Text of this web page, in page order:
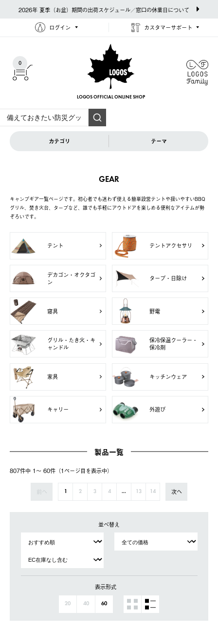
2026年 夏季（お盆）期間の出荷スケジュール／窓口の休業日について
ログイン カスタマーサポート
0
LOGOS OFFICIAL ONLINE SHOP
カテゴリ テーマ
GEAR
キャンプギア一覧ページです。初心者でも迷わず使える簡単設営テントや扱いやすいBBQ
グリル、焚き火台、タープなど、誰でも手軽にアウトドアを楽しめる便利なアイテムが勢
ぞろいです。
テント テントアクセサリ
デカゴン・オクタゴ
ン
タープ・日除け
寝具 野電
グリル・たき火・キ
ャンドル
保冷保温クーラー・
保冷剤
家具 キッチンウェア
キャリー 外遊び
製品一覧
807件中 1〜 60件（1ページ⽬を表⽰中）
前へ 1 2 3 4 ... 13 14 次へ
並べ替え
表示形式
20 40 60